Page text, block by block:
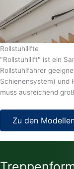
Rollstuhllifte
"Rollstuhllift" ist ein
Rollstuhlfahrer
Schienensystem) und
muss ausreichend
Zu den